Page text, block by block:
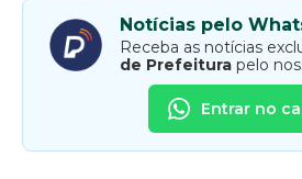
Notícias pelo
Receba as notícias
de Prefeitura pelo
Entrar no